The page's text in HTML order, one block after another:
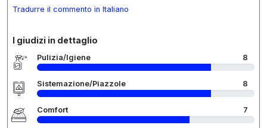
Tradurre il commento in Italiano
I giudizi in dettaglio
Pulizia/Igiene 8
Sistemazione/Piazzole 8
Comfort 7